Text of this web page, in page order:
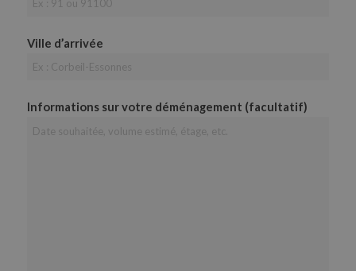
Ville d’arrivée
Informations sur votre déménagement (facultatif)